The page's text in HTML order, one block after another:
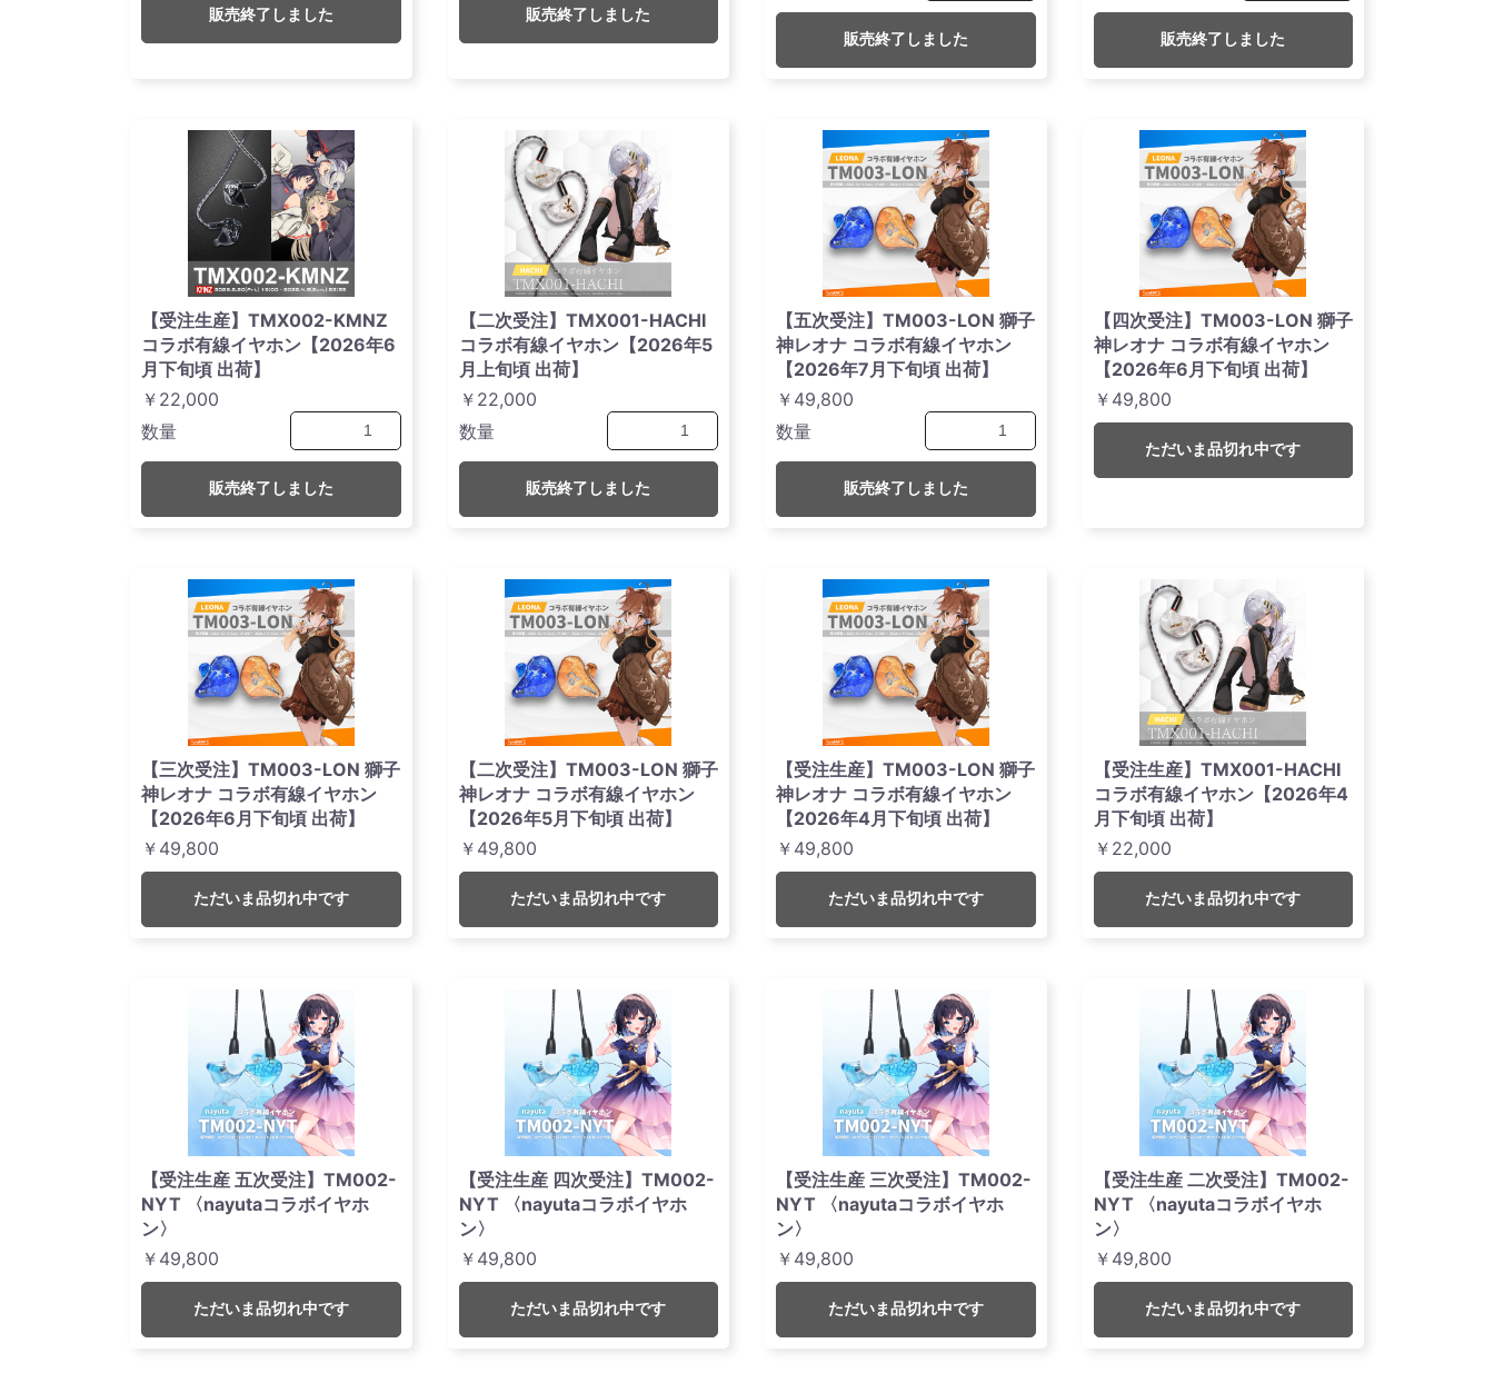
販売終了しました 販売終了しました
販売終了しました 販売終了しました
【受注生産】TMX002-KMNZ
コラボ有線イヤホン【2026年6
月下旬頃 出荷】
￥22,000
数量
販売終了しました
【二次受注】TMX001-HACHI
コラボ有線イヤホン【2026年5
月上旬頃 出荷】
￥22,000
数量
販売終了しました
【五次受注】TM003-LON 獅子
神レオナ コラボ有線イヤホン
【2026年7月下旬頃 出荷】
￥49,800
数量
販売終了しました
【四次受注】TM003-LON 獅子
神レオナ コラボ有線イヤホン
【2026年6月下旬頃 出荷】
￥49,800
ただいま品切れ中です
【三次受注】TM003-LON 獅子
神レオナ コラボ有線イヤホン
【2026年6月下旬頃 出荷】
￥49,800
ただいま品切れ中です
【二次受注】TM003-LON 獅子
神レオナ コラボ有線イヤホン
【2026年5月下旬頃 出荷】
￥49,800
ただいま品切れ中です
【受注生産】TM003-LON 獅子
神レオナ コラボ有線イヤホン
【2026年4月下旬頃 出荷】
￥49,800
ただいま品切れ中です
【受注生産】TMX001-HACHI
コラボ有線イヤホン【2026年4
月下旬頃 出荷】
￥22,000
ただいま品切れ中です
【受注生産 五次受注】TM002-
NYT 〈nayutaコラボイヤホ
ン〉
￥49,800
ただいま品切れ中です
【受注生産 四次受注】TM002-
NYT 〈nayutaコラボイヤホ
ン〉
￥49,800
ただいま品切れ中です
【受注生産 三次受注】TM002-
NYT 〈nayutaコラボイヤホ
ン〉
￥49,800
ただいま品切れ中です
【受注生産 二次受注】TM002-
NYT 〈nayutaコラボイヤホ
ン〉
￥49,800
ただいま品切れ中です